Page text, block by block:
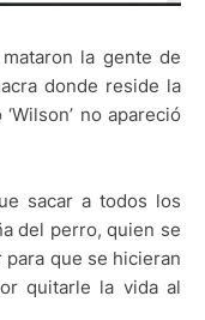
la gente de
donde reside la
no apareció
sacar a todos los
del perro, quien se
que se hicieran
quitarle la vida al